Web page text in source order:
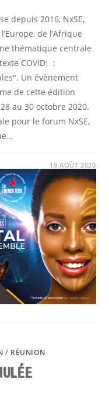
depuis 2016, NxSE,
de l’Afrique
thématique centrale
COVID: :
Un évènement
de cette édition
au 30 octobre 2020.
pour le forum NxSE,
19 AOÛT 2020
/ RÉUNION